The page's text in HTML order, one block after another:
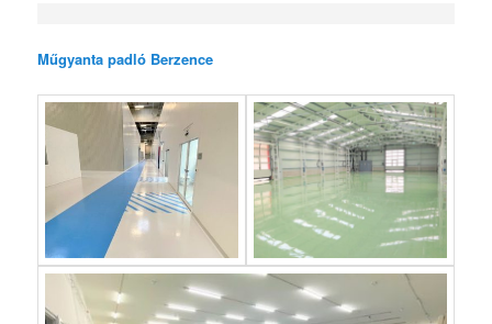
Műgyanta padló Berzence